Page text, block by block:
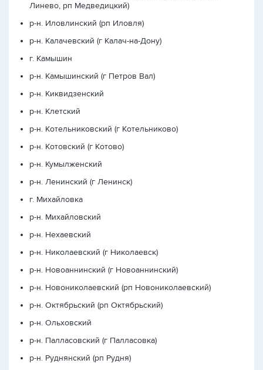
Линево, рп Медведицкий)
р-н. Иловлинский (рп Иловля)
р-н. Калачевский (г Калач-на-Дону)
г. Камышин
р-н. Камышинский (г Петров Вал)
р-н. Киквидзенский
р-н. Клетский
р-н. Котельниковский (г Котельниково)
р-н. Котовский (г Котово)
р-н. Кумылженский
р-н. Ленинский (г Ленинск)
г. Михайловка
р-н. Михайловский
р-н. Нехаевский
р-н. Николаевский (г Николаевск)
р-н. Новоаннинский (г Новоаннинский)
р-н. Новониколаевский (рп Новониколаевский)
р-н. Октябрьский (рп Октябрьский)
р-н. Ольховский
р-н. Палласовский (г Палласовка)
р-н. Руднянский (рп Рудня)